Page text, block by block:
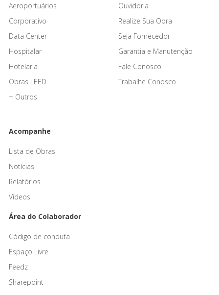
Aeroportuários
Corporativo
Data Center
Hospitalar
Hotelaria
Obras LEED
+ Outros
Ouvidoria
Realize Sua Obra
Seja Fornecedor
Garantia e Manutenção
Fale Conosco
Trabalhe Conosco
Acompanhe
Lista de Obras
Notícias
Relatórios
Vídeos
Área do Colaborador
Código de conduta
Espaço Livre
Feedz
Sharepoint